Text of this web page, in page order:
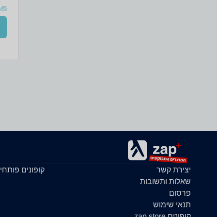
יצירת קשר
שאלות ותשובות
פרסום
תנאי שימוש
קופונים